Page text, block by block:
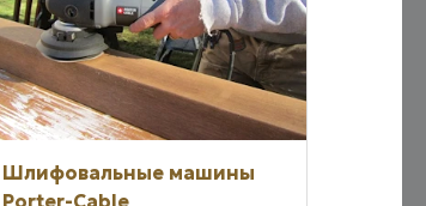
Шлифовальные машины
Porter-Cable